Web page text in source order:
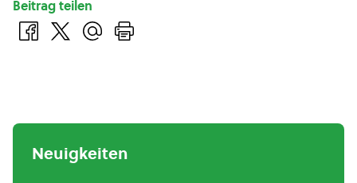
Beitrag teilen
Neuigkeiten